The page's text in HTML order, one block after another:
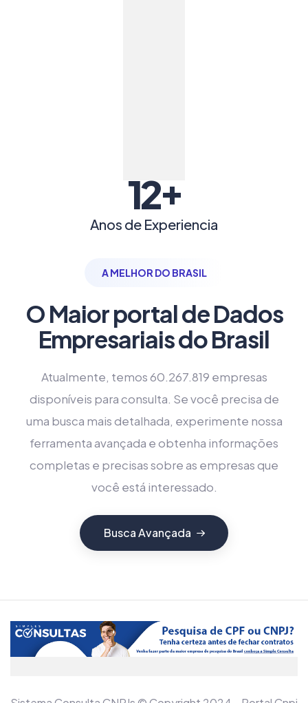
12+
Anos de Experiencia
A MELHOR DO BRASIL
O Maior portal de Dados
Empresariais do Brasil
Atualmente, temos 60.267.819 empresas
disponíveis para consulta. Se você precisa de
uma busca mais detalhada, experimente nossa
ferramenta avançada e obtenha informações
completas e precisas sobre as empresas que
você está interessado.
Busca Avançada